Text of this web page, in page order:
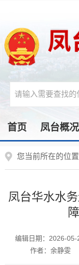
首页 凤台概况
您当前所在的位置
凤台华水水
编辑日期：2026-05-
作者：余静雯